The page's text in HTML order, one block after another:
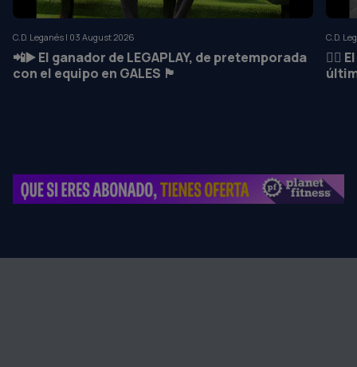
C.D. Leganés | 03 August 2026
📲▶️ El ganador de LEGAPLAY, de pretemporada
con el equipo en GALES 🏴󠁧󠁢󠁷󠁬󠁳󠁿
C.D.
🏋️‍♂️